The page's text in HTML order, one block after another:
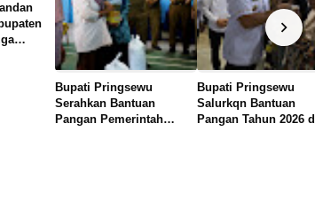
Bupati Pringsewu
Serahkan Bantuan
Pangan Pemerintah
Bupati Pringsewu
Salurkqn Bantuan
Pangan Tahun 2026 di